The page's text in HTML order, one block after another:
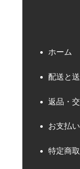
ホーム
配送と
返品・
お支払
特定商